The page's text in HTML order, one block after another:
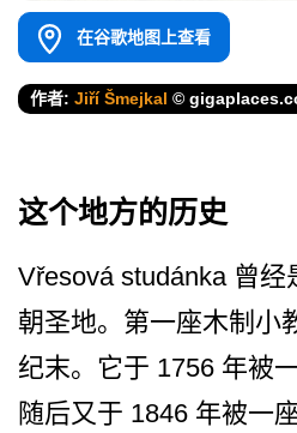
在谷歌地图上查看
作者: Jiří Šmejkal ©
这个地方的历史
Vřesová studánka 曾经
朝圣地­。第一座木制小
纪末。它于 1756 年被
随后又于 1846 年被一